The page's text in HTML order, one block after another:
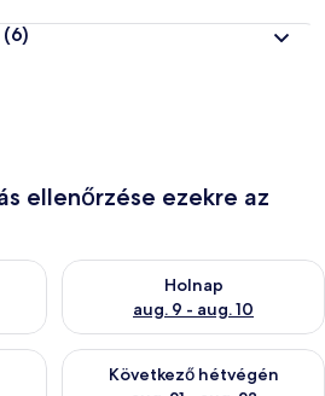
(6)
ellenőrzése ezekre az
ellenőrzése: aug. 8 - aug. 9
Holnap
aug. 9 - aug. 10
A holnapi rendelkezésre állás
állás ellenőrzése: aug. 14 -
Következő hétvégén
A következő hétvégi